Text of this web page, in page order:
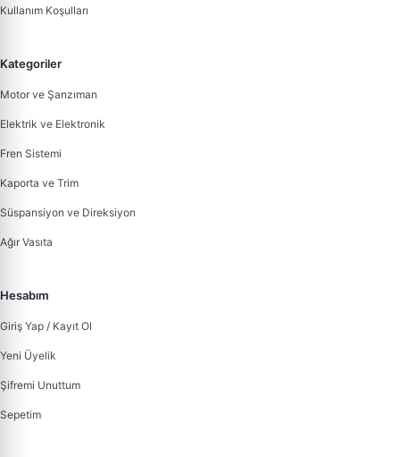
Kullanım Koşulları
Kategoriler
Motor ve Şanzıman
Elektrik ve Elektronik
Fren Sistemi
Kaporta ve Trim
Süspansiyon ve Direksiyon
Ağır Vasıta
Hesabım
Giriş Yap / Kayıt Ol
Yeni Üyelik
Şifremi Unuttum
Sepetim